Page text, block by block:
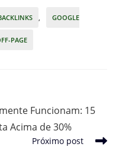
GOOGLE
PAGE
Funcionam: 15
Acima de 30%
Próximo post